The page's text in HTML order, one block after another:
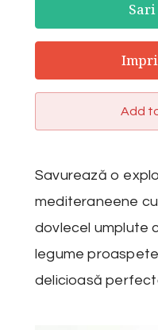
Add
Savurează o
mediteraneene
dovlecel umplute
legume
delicioasă